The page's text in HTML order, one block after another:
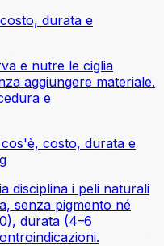
durata e
e nutre le ciglia
aggiungere materiale.
e
costo, durata e
disciplina i peli naturali
senza pigmento né
durata (4–6